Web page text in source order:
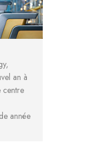
an à
centre
année